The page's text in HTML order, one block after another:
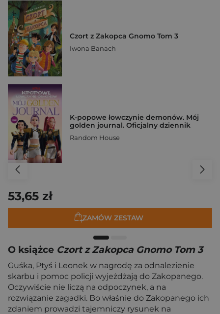
Czort z Zakopca Gnomo Tom 3
Iwona Banach
K-popowe łowczynie demonów. Mój
golden journal. Oficjalny dziennik
Random House
53,65 zł
ZAMÓW ZESTAW
O książce Czort z Zakopca Gnomo Tom 3
Guśka, Ptyś i Leonek w nagrodę za odnalezienie
skarbu i pomoc policji wyjeżdżają do Zakopanego.
Oczywiście nie liczą na odpoczynek, a na
rozwiązanie zagadki. Bo właśnie do Zakopanego ich
zdaniem prowadzi tajemniczy rysunek na